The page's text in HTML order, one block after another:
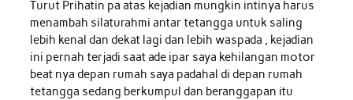
Turut Prihatin pa atas kejadian mungkin intinya harus
menambah silaturahmi antar tetangga untuk saling
lebih kenal dan dekat lagi dan lebih waspada , kejadian
ini pernah terjadi saat ade ipar saya kehilangan motor
beat nya depan rumah saya padahal di depan rumah
tetangga sedang berkumpul dan beranggapan itu